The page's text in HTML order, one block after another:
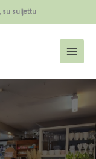
su suljettu